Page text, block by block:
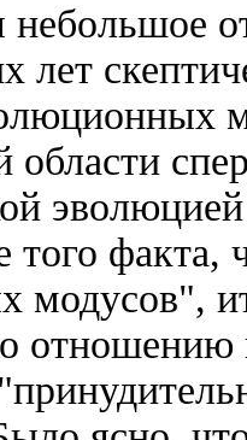
небольшое
лет
области
того
модусов",